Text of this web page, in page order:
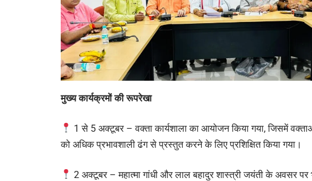
मुख्य कार्यक्रमों की रूपरेखा
1 से 5 अक्टूबर – वक्ता कार्यशाला का आयोजन किया गया, जिसमें
को अधिक प्रभावशाली ढंग से प्रस्तुत करने के लिए प्रशिक्षित किया गया।
2 अक्टूबर – महात्मा गांधी और लाल बहादुर शास्त्री जयंती के अवसर पर